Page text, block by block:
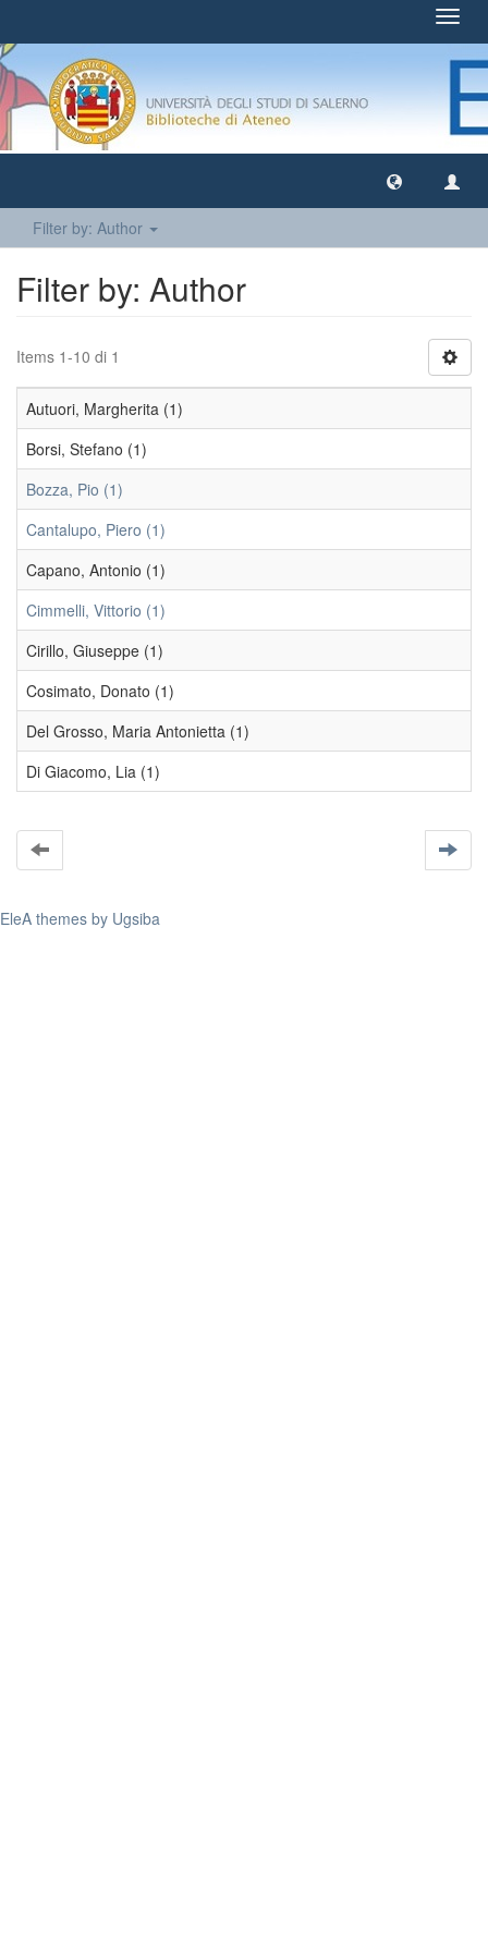
Filter by: Author
Filter by: Author
Items 1-10 di 1
Autuori, Margherita (1)
Borsi, Stefano (1)
Bozza, Pio (1)
Cantalupo, Piero (1)
Capano, Antonio (1)
Cimmelli, Vittorio (1)
Cirillo, Giuseppe (1)
Cosimato, Donato (1)
Del Grosso, Maria Antonietta (1)
Di Giacomo, Lia (1)
EleA themes by Ugsiba